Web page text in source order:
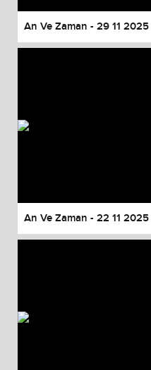
An Ve Zaman - 29 11 2025
An Ve Zaman - 22 11 2025